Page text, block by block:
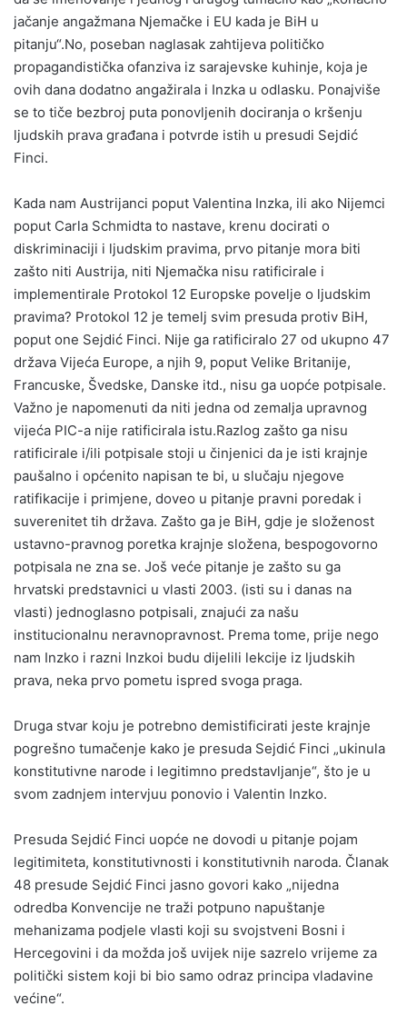
jačanje angažmana Njemačke i EU kada je BiH u
pitanju“.No, poseban naglasak zahtijeva političko
propagandistička ofanziva iz sarajevske kuhinje, koja je
ovih dana dodatno angažirala i Inzka u odlasku. Ponajviše
se to tiče bezbroj puta ponovljenih dociranja o kršenju
ljudskih prava građana i potvrde istih u presudi Sejdić
Finci.
Kada nam Austrijanci poput Valentina Inzka, ili ako Nijemci
poput Carla Schmidta to nastave, krenu docirati o
diskriminaciji i ljudskim pravima, prvo pitanje mora biti
zašto niti Austrija, niti Njemačka nisu ratificirale i
implementirale Protokol 12 Europske povelje o ljudskim
pravima? Protokol 12 je temelj svim presuda protiv BiH,
poput one Sejdić Finci. Nije ga ratificiralo 27 od ukupno 47
država Vijeća Europe, a njih 9, poput Velike Britanije,
Francuske, Švedske, Danske itd., nisu ga uopće potpisale.
Važno je napomenuti da niti jedna od zemalja upravnog
vijeća PIC-a nije ratificirala istu.Razlog zašto ga nisu
ratificirale i/ili potpisale stoji u činjenici da je isti krajnje
paušalno i općenito napisan te bi, u slučaju njegove
ratifikacije i primjene, doveo u pitanje pravni poredak i
suverenitet tih država. Zašto ga je BiH, gdje je složenost
ustavno-pravnog poretka krajnje složena, bespogovorno
potpisala ne zna se. Još veće pitanje je zašto su ga
hrvatski predstavnici u vlasti 2003. (isti su i danas na
vlasti) jednoglasno potpisali, znajući za našu
institucionalnu neravnopravnost. Prema tome, prije nego
nam Inzko i razni Inzkoi budu dijelili lekcije iz ljudskih
prava, neka prvo pometu ispred svoga praga.
Druga stvar koju je potrebno demistificirati jeste krajnje
pogrešno tumačenje kako je presuda Sejdić Finci „ukinula
konstitutivne narode i legitimno predstavljanje“, što je u
svom zadnjem intervjuu ponovio i Valentin Inzko.
Presuda Sejdić Finci uopće ne dovodi u pitanje pojam
legitimiteta, konstitutivnosti i konstitutivnih naroda. Članak
48 presude Sejdić Finci jasno govori kako „nijedna
odredba Konvencije ne traži potpuno napuštanje
mehanizama podjele vlasti koji su svojstveni Bosni i
Hercegovini i da možda još uvijek nije sazrelo vrijeme za
politički sistem koji bi bio samo odraz principa vladavine
većine“.